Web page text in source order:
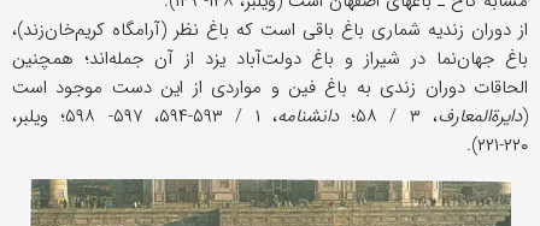
از دوران زندیه شماری باغ باقی است که باغ نظر (آرامگاه کریم‌خان‌زند)،
باغ جهان‌نما در شیراز و باغ دولت‌آباد یزد از آن جمله‌اند؛ همچنین
الحاقات دوران زندی به باغ فین و مواردی از این دست موجود است
(دایرةالمعارف، ۳ / ۵۸؛ دانشنامه
، ۱ / ۵۹۳-۵۹۴، ۵۹۷- ۵۹۸؛ ویلبر،
۲۲۰-۲۲۱).